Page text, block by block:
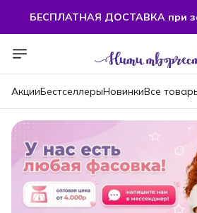
БЕСПЛАТНАЯ ДОСТАВКА при
БЕСПЛАТНАЯ ДОСТАВКА при
АкцииБестселлерыНовинкиВсе